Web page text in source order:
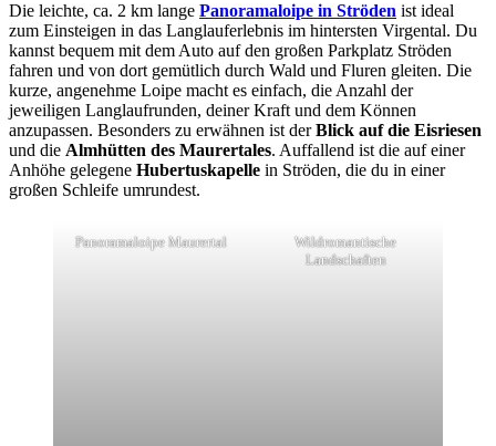
Die leichte, ca. 2 km lange Panoramaloipe in Ströden ist ideal
zum Einsteigen in das Langlauferlebnis im hintersten Virgental. Du
kannst bequem mit dem Auto auf den großen Parkplatz Ströden
fahren und von dort gemütlich durch Wald und Fluren gleiten. Die
kurze, angenehme Loipe macht es einfach, die Anzahl der
jeweiligen Langlaufrunden, deiner Kraft und dem Können
anzupassen. Besonders zu erwähnen ist derBlick auf die Eisriesen
und die Almhütten des Maurertales. Auffallend ist die auf einer
Anhöhe gelegene Hubertuskapelle in Ströden, die du in einer
großen Schleife umrundest.
Panoramaloipe Maurertal
Wildromantische
Landschaften